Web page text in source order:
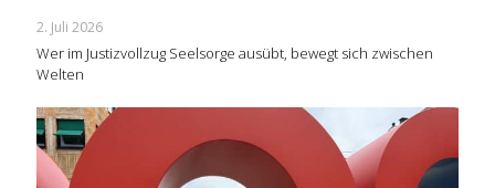
2. Juli 2026
Wer im Justizvollzug Seelsorge ausübt, bewegt sich zwischen
Welten